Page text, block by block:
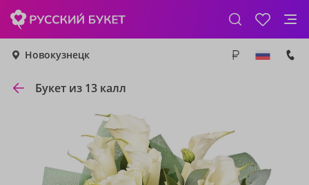
Новокузнецк
Букет из 13 калл